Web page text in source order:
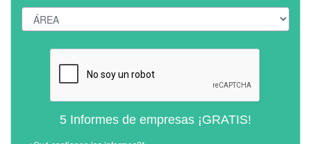
5 Informes de empresas ¡GRATIS!